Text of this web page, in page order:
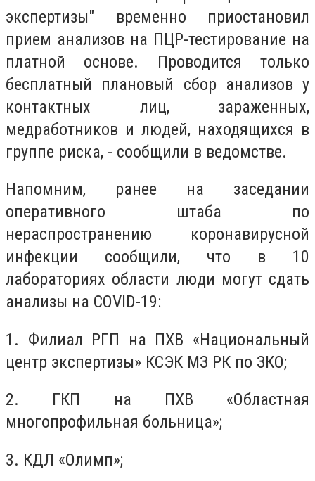
экспертизы" временно приостановил
прием анализов на ПЦР-тестирование на
платной основе. Проводится только
бесплатный плановый сбор анализов у
контактных лиц, зараженных,
медработников и людей, находящихся в
группе риска, - сообщили в ведомстве.
Напомним, ранее на заседании
оперативного штаба по
нераспространению коронавирусной
инфекции сообщили, что в 10
лабораториях области люди могут сдать
анализы на COVID-19:
1. Филиал РГП на ПХВ «Национальный
центр экспертизы» КСЭК МЗ РК по ЗКО;
2. ГКП на ПХВ «Областная
многопрофильная больница»;
3. КДЛ «Олимп»;